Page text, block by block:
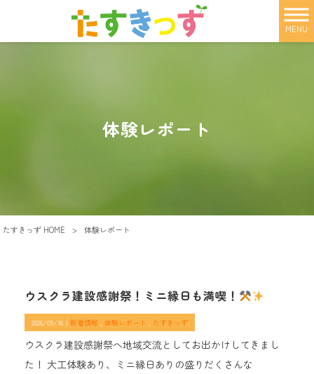
MENU
体験レポート
たすきっず HOME > 体験レポート
ウスクラ建設感謝祭！ミニ縁日も満喫！
2026/05/16｜ 新着情報 体験レポート たすきっず
ウスクラ建設感謝祭へ地域交流としてお出かけしてきまし
た！ 大工体験あり、ミニ縁日ありの盛りだくさんな